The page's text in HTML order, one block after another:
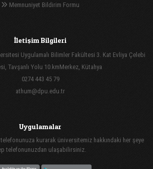
Memnuniyet Bildirim Formu
İletişim Bilgileri
Uygulamalı Bilimler Fakültesi 3. Kat Evliya Çelebi
Tavşanlı Yolu 10.kmMerkez, Kütahya
0274 443 45 79
athum@dpu.edu.tr
Uygulamalar
telefonunuza kurarak üniversitemiz hakkındaki her şeye
telefonunuzdan ulaşabilirsiniz.